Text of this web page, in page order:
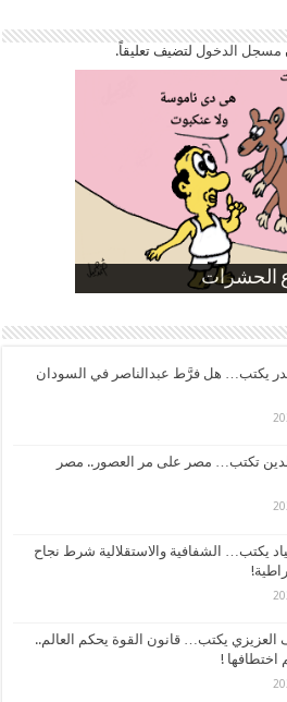
مسجل الدخوللتضيف تعليقاً.
الحشرات
الأسعار
في مصر
يكتب… هل فرَّط عبدالناصر في السودان
تكتب… مصر على مر العصور.. مصر
يكتب… الشفافية والاستقلالية شرط نجاح
يكتب… قانون القوة يحكم العالم..
اختطافها !